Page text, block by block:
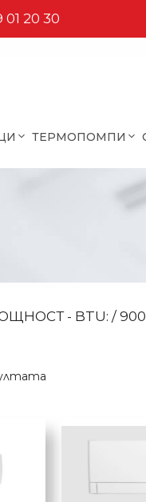
20 30
ТЕРМОПОМПИ
- BTU: /